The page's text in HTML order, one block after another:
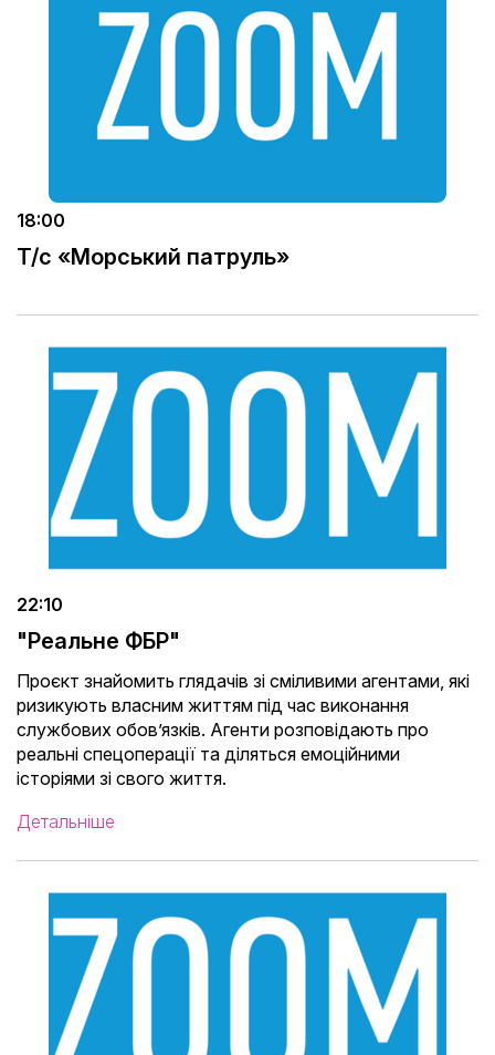
18:00
Т/с «Морський патруль»
22:10
"Реальне ФБР"
Проєкт знайомить глядачів зі сміливими агентами, які
ризикують власним життям під час виконання
службових обов’язків. Агенти розповідають про
реальні спецоперації та діляться емоційними
історіями зі свого життя.
Детальніше